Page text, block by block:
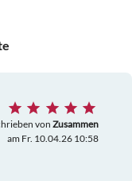
vonZusammen
am Fr. 10.04.26 10:58